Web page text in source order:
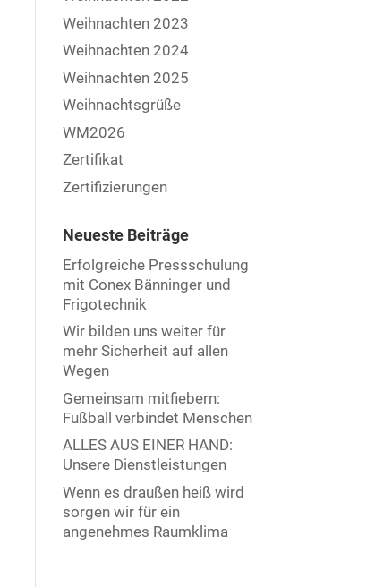
Weihnachten 2023
Weihnachten 2024
Weihnachten 2025
Weihnachtsgrüße
WM2026
Zertifikat
Zertifizierungen
Neueste Beiträge
Erfolgreiche Pressschulung
mit Conex Bänninger und
Frigotechnik
Wir bilden uns weiter für
mehr Sicherheit auf allen
Wegen
Gemeinsam mitfiebern:
Fußball verbindet Menschen
ALLES AUS EINER HAND:
Unsere Dienstleistungen
Wenn es draußen heiß wird
sorgen wir für ein
angenehmes Raumklima